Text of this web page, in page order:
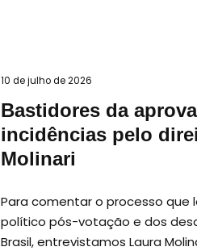
10 de julho de 2026
Bastidores da
incidências pelo
Molinari
Para comentar o processo que
político pós-votação e dos
Brasil, entrevistamos Laura